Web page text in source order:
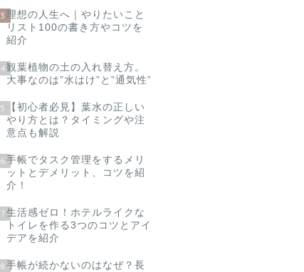
3理想の人生へ｜やりたいこと
リスト100の書き方やコツを
紹介
4観葉植物の土の入れ替え方。
大事なのは”水はけ”と”通気性”
5
【初心者必見】葉水の正しい
やり方とは？タイミングや注
意点も解説
6手帳でタスク管理をするメリ
ットとデメリット、コツを紹
介！
7生活感ゼロ！ホテルライクな
トイレを作る3つのコツとアイ
デアを紹介
8手帳が続かないのはなぜ？長